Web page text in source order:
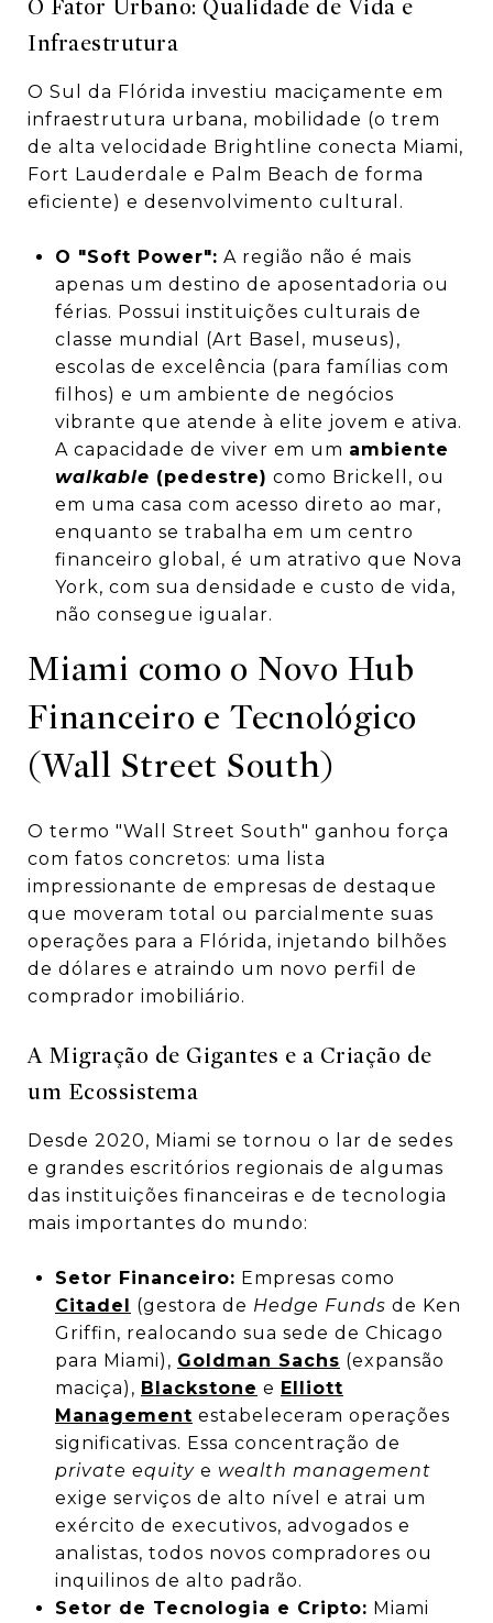
O Fator Urbano: Qualidade de Vida e
Infraestrutura
O Sul da Flórida investiu maciçamente em
infraestrutura urbana, mobilidade (o trem
de alta velocidade Brightline conecta Miami,
Fort Lauderdale e Palm Beach de forma
eficiente) e desenvolvimento cultural.
O "Soft Power": A região não é mais
apenas um destino de aposentadoria ou
férias. Possui instituições culturais de
classe mundial (Art Basel, museus),
escolas de excelência (para famílias com
filhos) e um ambiente de negócios
vibrante que atende à elite jovem e ativa.
A capacidade de viver em um ambiente
walkable (pedestre) como Brickell, ou
em uma casa com acesso direto ao mar,
enquanto se trabalha em um centro
financeiro global, é um atrativo que Nova
York, com sua densidade e custo de vida,
não consegue igualar.
Miami como o Novo Hub
Financeiro e Tecnológico
(Wall Street South)
O termo "Wall Street South" ganhou força
com fatos concretos: uma lista
impressionante de empresas de destaque
que moveram total ou parcialmente suas
operações para a Flórida, injetando bilhões
de dólares e atraindo um novo perfil de
comprador imobiliário.
A Migração de Gigantes e a Criação de
um Ecossistema
Desde 2020, Miami se tornou o lar de sedes
e grandes escritórios regionais de algumas
das instituições financeiras e de tecnologia
mais importantes do mundo:
Setor Financeiro: Empresas como
Citadel (gestora de Hedge Funds de Ken
Griffin, realocando sua sede de Chicago
para Miami), Goldman Sachs (expansão
maciça), Blackstone e Elliott
Management estabeleceram operações
significativas. Essa concentração de
private equitye wealth management
exige serviços de alto nível e atrai um
exército de executivos, advogados e
analistas, todos novos compradores ou
inquilinos de alto padrão.
Setor de Tecnologia e Cripto: Miami